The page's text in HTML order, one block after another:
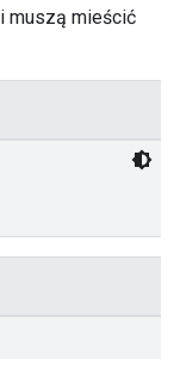
muszą mieścić